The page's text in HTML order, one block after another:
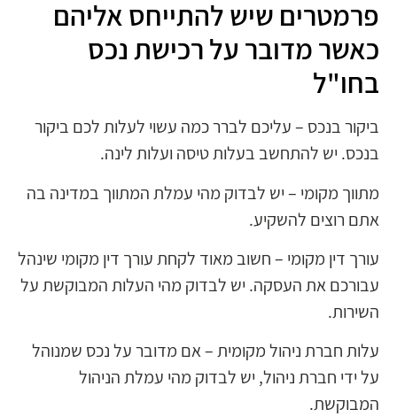
פרמטרים שיש להתייחס אליהם
כאשר מדובר על רכישת נכס
בחו"ל
ביקור בנכס – עליכם לברר כמה עשוי לעלות לכם ביקור
בנכס. יש להתחשב בעלות טיסה ועלות לינה.
מתווך מקומי – יש לבדוק מהי עמלת המתווך במדינה בה
אתם רוצים להשקיע.
עורך דין מקומי – חשוב מאוד לקחת עורך דין מקומי שינהל
עבורכם את העסקה. יש לבדוק מהי העלות המבוקשת על
השירות.
עלות חברת ניהול מקומית – אם מדובר על נכס שמנוהל
על ידי חברת ניהול, יש לבדוק מהי עמלת הניהול
המבוקשת.